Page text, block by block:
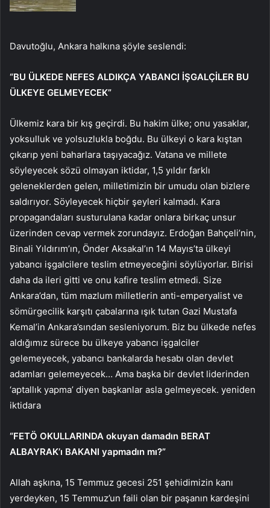
Davutoğlu, Ankara halkına şöyle seslendi:
“BU ÜLKEDE NEFES ALDIKÇA YABANCI İŞGALÇİLER BU
ÜLKEYE GELMEYECEK”
Ülkemiz kara bir kış geçirdi. Bu hakim ülke; onu yasaklar,
yoksulluk ve yolsuzlukla boğdu. Bu ülkeyi o kara kıştan
çıkarıp yeni baharlara taşıyacağız. Vatana ve millete
söyleyecek sözü olmayan iktidar, 1,5 yıldır farklı
geleneklerden gelen, milletimizin bir umudu olan bizlere
saldırıyor. Söyleyecek hiçbir şeyleri kalmadı. Kara
propagandaları susturulana kadar onlara birkaç unsur
üzerinden cevap vermek zorundayız. Erdoğan Bahçeli’nin,
Binali Yıldırım’ın, Önder Aksakal’ın 14 Mayıs’ta ülkeyi
yabancı işgalcilere teslim etmeyeceğini söylüyorlar. Birisi
daha da ileri gitti ve onu kafire teslim etmedi. Size
Ankara’dan, tüm mazlum milletlerin anti-emperyalist ve
sömürgecilik karşıtı çabalarına ışık tutan Gazi Mustafa
Kemal’in Ankara’sından sesleniyorum. Biz bu ülkede nefes
aldığımız sürece bu ülkeye yabancı işgalciler
gelemeyecek, yabancı bankalarda hesabı olan devlet
adamları gelemeyecek… Ama başka bir devlet liderinden
‘aptallık yapma’ diyen başkanlar asla gelmeyecek. yeniden
iktidara
“FETÖ OKULLARINDA okuyan damadın BERAT
ALBAYRAK’ı BAKANI yapmadın mı?”
Allah aşkına, 15 Temmuz gecesi 251 şehidimizin kanı
yerdeyken, 15 Temmuz’un faili olan bir paşanın kardeşini